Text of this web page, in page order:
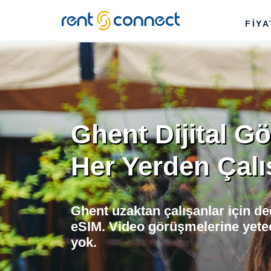
RENT'N
CONNECT
Ghent Dijital
Her Yerden
Ghent uzaktan çalışanlar için
eSIM. Video görüşmelerine
yok.